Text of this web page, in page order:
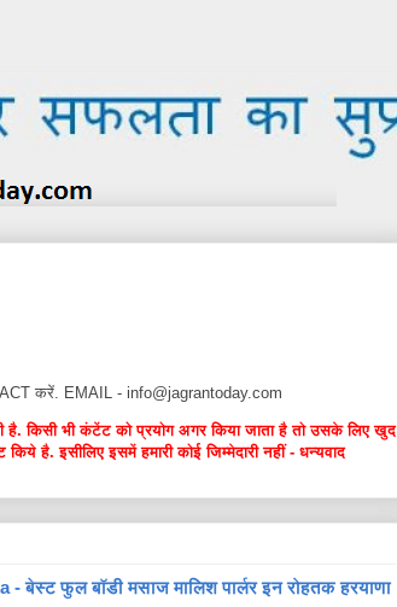
करें. EMAIL - info@jagrantoday.com
है. किसी भी कंटेंट को प्रयोग अगर किया जाता है तो उसके लिए खुद
है. इसीलिए इसमें हमारी कोई जिम्मेदारी नहीं - धन्यवाद
फुल बॉडी मसाज मालिश पार्लर इन रोहतक हरयाणा